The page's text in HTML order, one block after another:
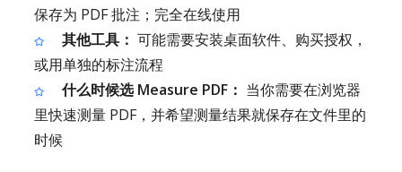
保存为 PDF 批注；完全在线使用
其他工具： 可能需要安装桌面软件、购买授权，
或用单独的标注流程
什么时候选 Measure PDF： 当你需要在浏览器
里快速测量 PDF，并希望测量结果就保存在文件里的
时候